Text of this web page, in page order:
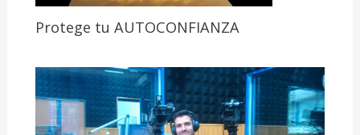
Protege tu AUTOCONFIANZA